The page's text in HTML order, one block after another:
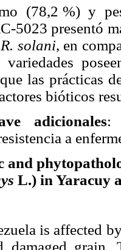
(78,2 %) y
5023 presentó
R. solani, en
variedades
las prácticas
bióticos
adicionales:
a
and
L.) in Yaracuy
is affected